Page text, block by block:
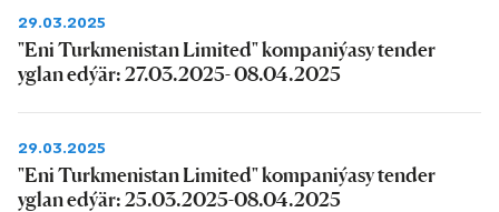
29.03.2025
"Eni Turkmenistan Limited" kompaniýasy tender
yglan edýär: 27.03.2025- 08.04.2025
29.03.2025
"Eni Turkmenistan Limited" kompaniýasy tender
yglan edýär: 25.03.2025-08.04.2025